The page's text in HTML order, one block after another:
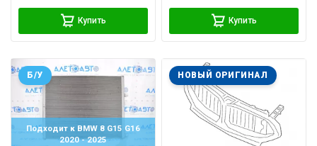
Купить Купить
Подходит к BMW 8 G15 G16
2020 - 2025
Б/У НОВЫЙ ОРИГИНАЛ